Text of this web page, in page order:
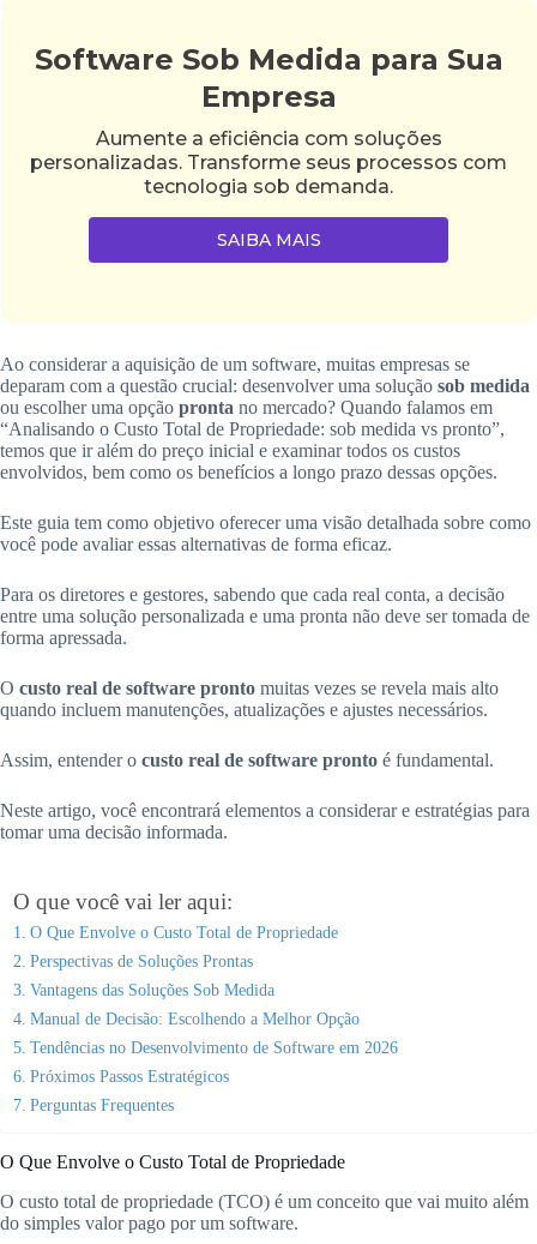
Software Sob Medida para Sua
Empresa
Aumente a eficiência com soluções
personalizadas. Transforme seus processos com
tecnologia sob demanda.
SAIBA MAIS
Ao considerar a aquisição de um software, muitas empresas se
deparam com a questão crucial: desenvolver uma solução sob medida
ou escolher uma opção pronta no mercado? Quando falamos em
“Analisando o Custo Total de Propriedade: sob medida vs pronto”,
temos que ir além do preço inicial e examinar todos os custos
envolvidos, bem como os benefícios a longo prazo dessas opções.
Este guia tem como objetivo oferecer uma visão detalhada sobre como
você pode avaliar essas alternativas de forma eficaz.
Para os diretores e gestores, sabendo que cada real conta, a decisão
entre uma solução personalizada e uma pronta não deve ser tomada de
forma apressada.
O custo real de software pronto muitas vezes se revela mais alto
quando incluem manutenções, atualizações e ajustes necessários.
Assim, entender o custo real de software pronto é fundamental.
Neste artigo, você encontrará elementos a considerar e estratégias para
tomar uma decisão informada.
O que você vai ler aqui:
O Que Envolve o Custo Total de Propriedade
Perspectivas de Soluções Prontas
Vantagens das Soluções Sob Medida
Manual de Decisão: Escolhendo a Melhor Opção
Tendências no Desenvolvimento de Software em 2026
Próximos Passos Estratégicos
Perguntas Frequentes
O Que Envolve o Custo Total de Propriedade
O custo total de propriedade (TCO) é um conceito que vai muito além
do simples valor pago por um software.